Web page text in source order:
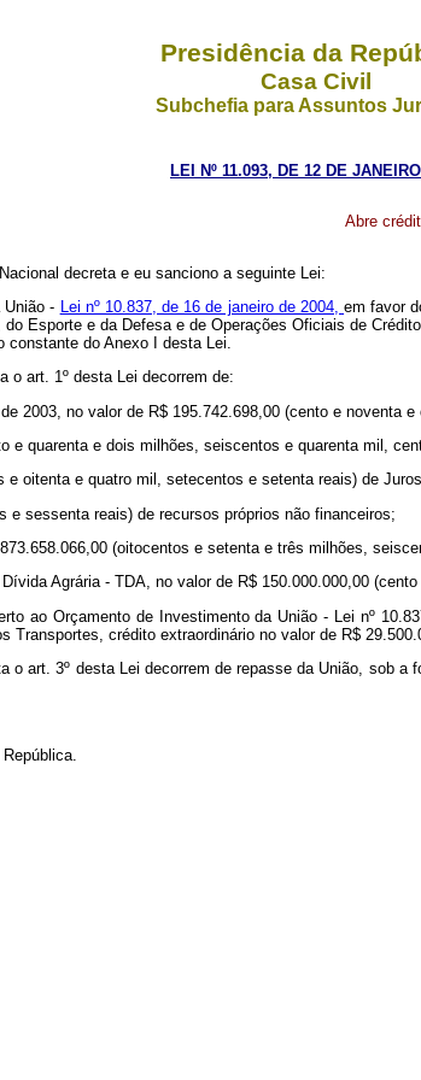
Presidência da
Casa Civil
Subchefia para Assuntos
LEI Nº 11.093, DE 12 DE
Abre
decreta e eu sanciono a seguinte Lei:
União -
Lei nº 10.837, de 16 de janeiro de 2004,em favor
Esporte e da Defesa e de Operações Oficiais de
do Anexo I desta Lei.
o art. 1º desta Lei decorrem de:
2003, no valor de R$ 195.742.698,00 (cento e
e quarenta e dois milhões, seiscentos e quarenta mil,
oitenta e quatro mil, setecentos e setenta reais) de
sessenta reais) de recursos próprios não financeiros;
(oitocentos e setenta e três milhões,
Agrária - TDA, no valor de R$ 150.000.000,00
ao Orçamento de Investimento da União - Lei nº
crédito extraordinário no valor de R$
o art. 3º desta Lei decorrem de repasse da União, sob